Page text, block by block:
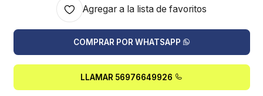
Agregar a la lista de favoritos
COMPRAR POR WHATSAPP
LLAMAR 56976649926